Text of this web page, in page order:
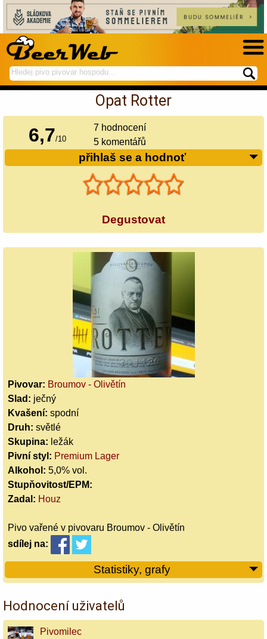
hledej
na
spustí
hledání
Opat Rotter
6,7/10
7 hodnocení
5 komentářů
přihlaš se a hodnoť
Degustovat
Pivovar: Broumov - Olivětín
Slad: ječný
Kvašení: spodní
Druh: světlé
Skupina: ležák
Pivní styl: Premium Lager
Alkohol: 5,0% vol.
Stupňovitost/EPM:
Zadal: Houz
Pivo vařené v pivovaru Broumov - Olivětín
sdílej na:
Statistiky, grafy
Hodnocení uživatelů
Pivomilec